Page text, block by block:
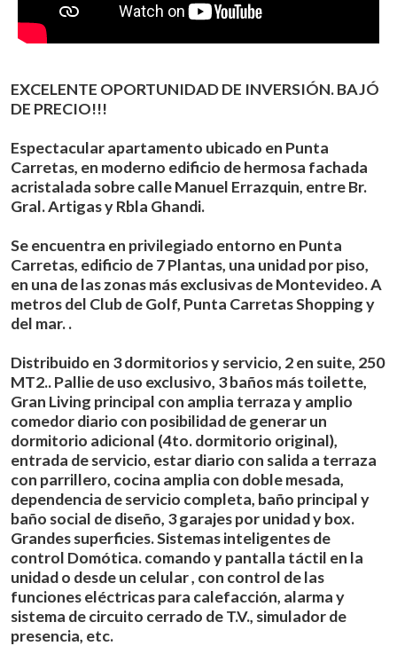
EXCELENTE OPORTUNIDAD DE INVERSIÓN. BAJÓ
DE PRECIO!!!
Espectacular apartamento ubicado en Punta
Carretas, en moderno edificio de hermosa fachada
acristalada sobre calle Manuel Errazquin, entre Br.
Gral. Artigas y Rbla Ghandi.
Se encuentra en privilegiado entorno en Punta
Carretas, edificio de 7 Plantas, una unidad por piso,
en una de las zonas más exclusivas de Montevideo. A
metros del Club de Golf, Punta Carretas Shopping y
del mar. .
Distribuido en 3 dormitorios y servicio, 2 en suite, 250
MT2.. Pallie de uso exclusivo, 3 baños más toilette,
Gran Living principal con amplia terraza y amplio
comedor diario con posibilidad de generar un
dormitorio adicional (4to. dormitorio original),
entrada de servicio, estar diario con salida a terraza
con parrillero, cocina amplia con doble mesada,
dependencia de servicio completa, baño principal y
baño social de diseño, 3 garajes por unidad y box.
Grandes superficies. Sistemas inteligentes de
control Domótica. comando y pantalla táctil en la
unidad o desde un celular , con control de las
funciones eléctricas para calefacción, alarma y
sistema de circuito cerrado de T.V., simulador de
presencia, etc.